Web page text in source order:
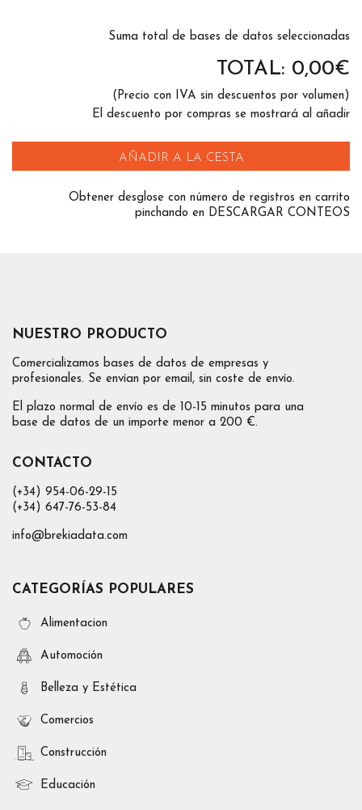
Suma total de bases de datos seleccionadas
TOTAL: 0,00€
(Precio con IVA sin descuentos por volumen)
El descuento por compras se mostrará al añadir
AÑADIR A LA CESTA
Obtener desglose con número de registros en carrito
pinchando en DESCARGAR CONTEOS
NUESTRO PRODUCTO
Comercializamos bases de datos de empresas y
profesionales. Se envían por email, sin coste de envío.
El plazo normal de envío es de 10-15 minutos para una
base de datos de un importe menor a 200 €.
CONTACTO
(+34) 954-06-29-15
(+34) 647-76-53-84
info@brekiadata.com
CATEGORÍAS POPULARES
Alimentacion
Automoción
Belleza y Estética
Comercios
Construcción
Educación